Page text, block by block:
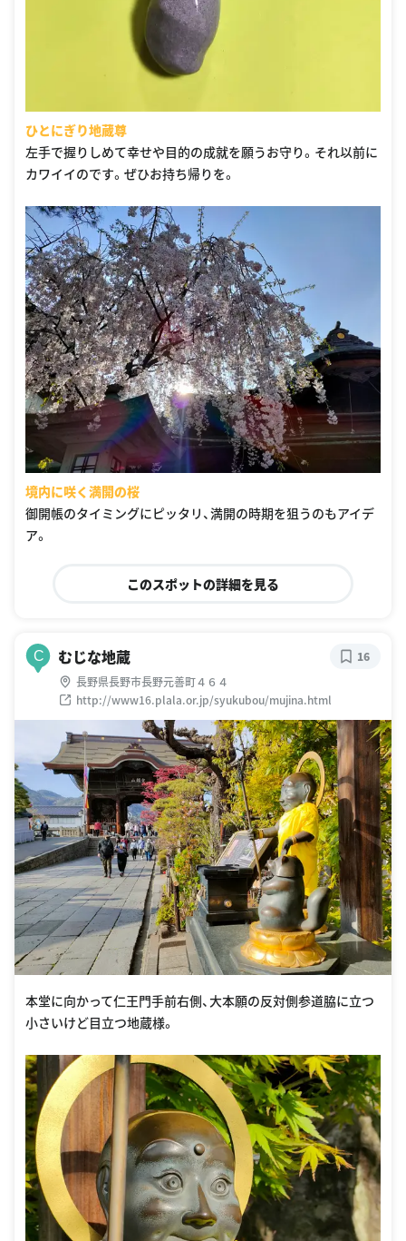
ひとにぎり地蔵尊
左手で握りしめて幸せや目的の成就を願うお守り。それ以前に
カワイイのです。ぜひお持ち帰りを。
境内に咲く満開の桜
御開帳のタイミングにピッタリ、満開の時期を狙うのもアイデ
ア。
このスポットの詳細を見る
C むじな地蔵
長野県長野市長野元善町４６４
http://www16.plala.or.jp/syukubou/mujina.html
16
本堂に向かって仁王門手前右側、大本願の反対側参道脇に立つ
小さいけど目立つ地蔵様。